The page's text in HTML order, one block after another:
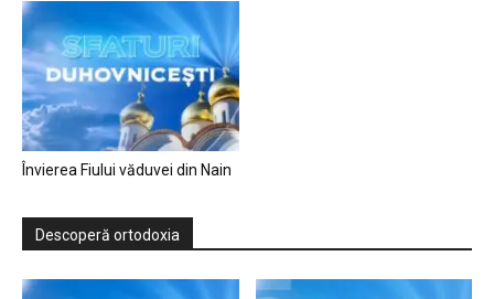
Învierea Fiului văduvei din Nain
Descoperă ortodoxia